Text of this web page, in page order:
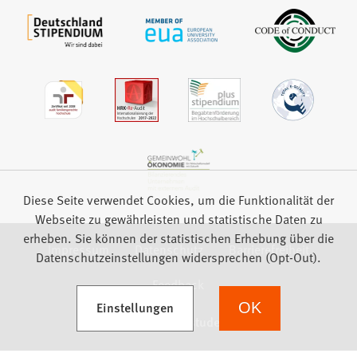
Impressum Datenschutz
Barrierefreiheit
Feedback
Diese Seite verwendet Cookies, um die Funktionalität der
Webseite zu gewährleisten und statistische Daten zu
erheben. Sie können der statistischen Erhebung über die
Datenschutzeinstellungen widersprechen (Opt-Out).
Einstellungen
(Öffnet in einem neuen Tab) OK